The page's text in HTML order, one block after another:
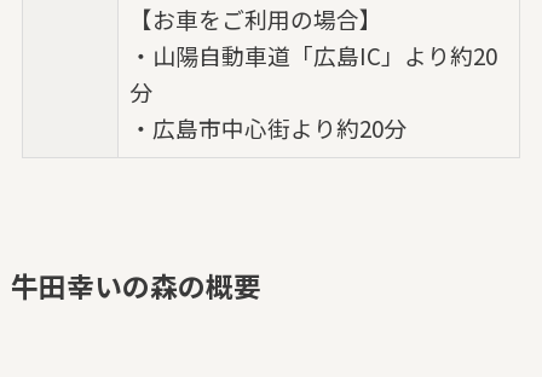
【お車をご利用の場合】
・山陽自動車道「広島IC」より約20
分
・広島市中心街より約20分
牛田幸いの森の概要